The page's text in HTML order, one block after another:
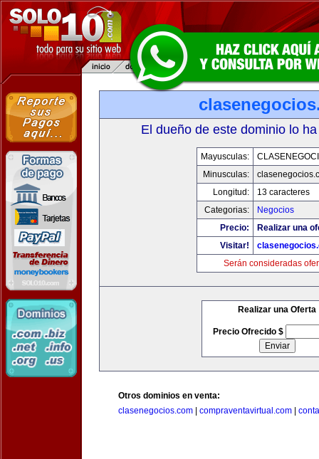
El dueño de este dominio lo
Mayusculas:
Minusculas:
Longitud:
13 caracteres
Categorias:
Negocios
Precio:
Realizar una
Visitar!
Serán consideradas
Realizar una Oferta
Precio Ofrecido $
Otros dominios en venta:
clasenegocios.com
compraventavirtual.com